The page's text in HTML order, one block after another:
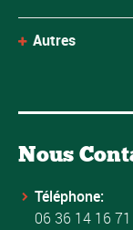
Autres
Nous
Téléphone:
06 36 14 16 71